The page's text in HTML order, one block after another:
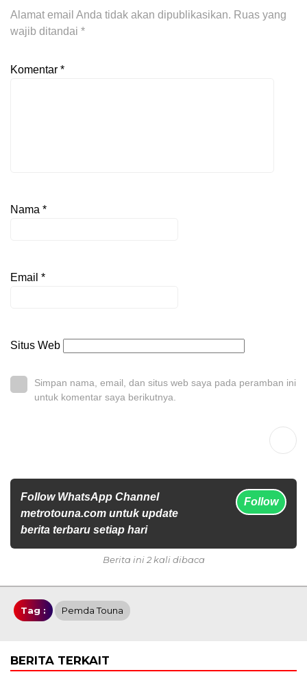
Alamat email Anda tidak akan dipublikasikan. Ruas yang
wajib ditandai *
Komentar *
Nama *
Email *
Situs Web
Simpan nama, email, dan situs web saya pada peramban ini
untuk komentar saya berikutnya.
Follow WhatsApp Channel
metrotouna.com untuk update
berita terbaru setiap hari
Follow
Berita ini 2 kali dibaca
Tag : Pemda Touna
BERITA TERKAIT